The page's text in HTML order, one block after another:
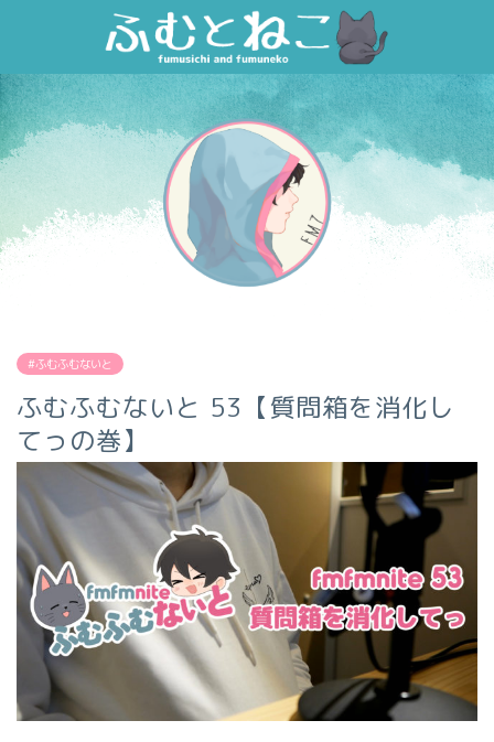
#ふむふむないと
ふむふむないと 53【質問箱を消化し
てっの巻】